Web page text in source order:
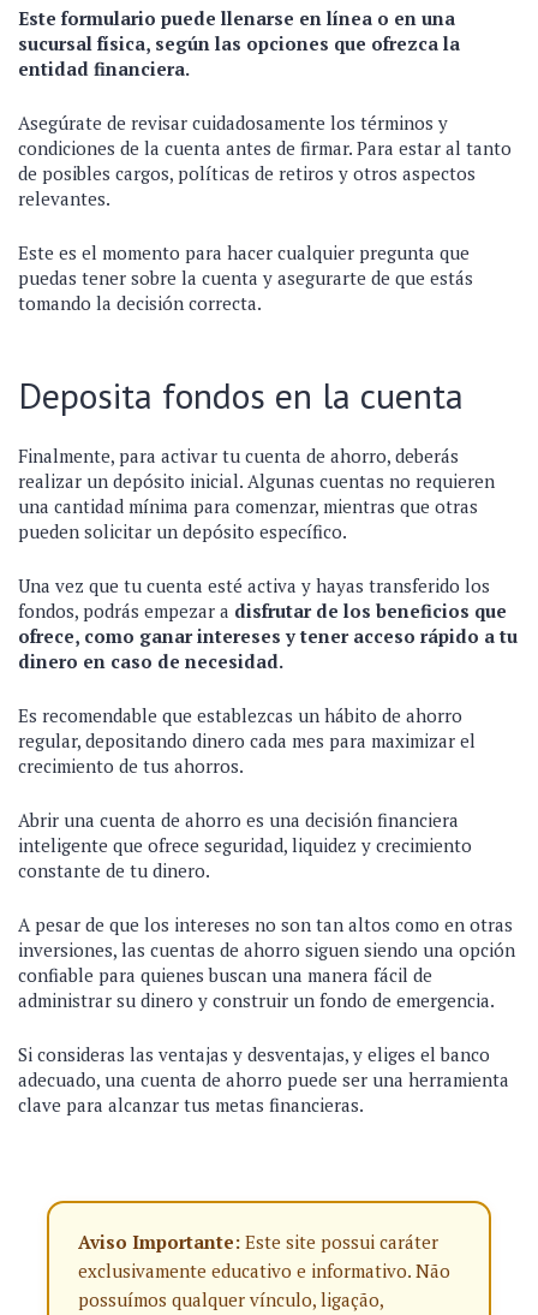
Este formulario puede llenarse en línea o en una
sucursal física, según las opciones que ofrezca la
entidad financiera.
Asegúrate de revisar cuidadosamente los términos y
condiciones de la cuenta antes de firmar. Para estar al tanto
de posibles cargos, políticas de retiros y otros aspectos
relevantes.
Este es el momento para hacer cualquier pregunta que
puedas tener sobre la cuenta y asegurarte de que estás
tomando la decisión correcta.
Deposita fondos en la cuenta
Finalmente, para activar tu cuenta de ahorro, deberás
realizar un depósito inicial. Algunas cuentas no requieren
una cantidad mínima para comenzar, mientras que otras
pueden solicitar un depósito específico.
Una vez que tu cuenta esté activa y hayas transferido los
fondos, podrás empezar a disfrutar de los beneficios que
ofrece, como ganar intereses y tener acceso rápido a tu
dinero en caso de necesidad.
Es recomendable que establezcas un hábito de ahorro
regular, depositando dinero cada mes para maximizar el
crecimiento de tus ahorros.
Abrir una cuenta de ahorro es una decisión financiera
inteligente que ofrece seguridad, liquidez y crecimiento
constante de tu dinero.
A pesar de que los intereses no son tan altos como en otras
inversiones, las cuentas de ahorro siguen siendo una opción
confiable para quienes buscan una manera fácil de
administrar su dinero y construir un fondo de emergencia.
Si consideras las ventajas y desventajas, y eliges el banco
adecuado, una cuenta de ahorro puede ser una herramienta
clave para alcanzar tus metas financieras.
Aviso Importante: Este site possui caráter
exclusivamente educativo e informativo. Não
possuímos qualquer vínculo, ligação,